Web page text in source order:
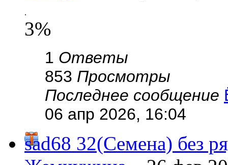
.
3%
1 Ответы
853 Просмотры
Последнее сообщение
06 апр 2026, 16:04
sad68 32(Семена) без